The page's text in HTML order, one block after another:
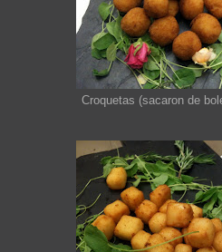
Croquetas (sacaron de